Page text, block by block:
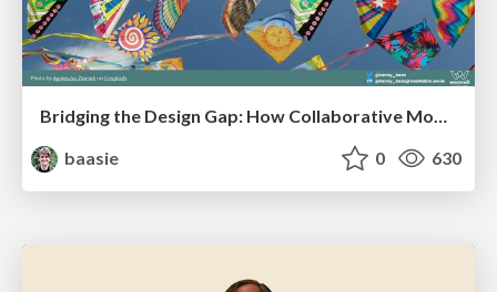
Bridging the Design Gap: How Collaborative Modelling removes blockers to flow between stakeholders and teams @FastFlow conf
baasie
0 630